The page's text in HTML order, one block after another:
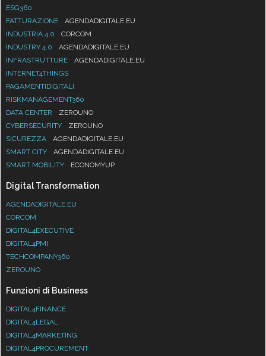
ESG360
FATTURAZIONE
AGENDADIGITALE.EU
INDUSTRIA 4.0
CORCOM
INDUSTRY 4.0
AGENDADIGITALE.EU
INFRASTRUTTURE
AGENDADIGITALE.EU
INTERNET4THINGS
PAGAMENTIDIGITALI
RISKMANAGEMENT360
DATA CENTER
ZEROUNO
CYBERSECURITY
ZEROUNO
SICUREZZA
AGENDADIGITALE.EU
SMART CITY
AGENDADIGITALE.EU
SMART MOBILITY
ECONOMYUP
Digital Transformation
AGENDADIGITALE.EU
CORCOM
DIGITAL4EXECUTIVE
DIGITAL4PMI
TECHCOMPANY360
ZEROUNO
Funzioni di Business
DIGITAL4FINANCE
DIGITAL4LEGAL
DIGITAL4MARKETING
DIGITAL4PROCUREMENT